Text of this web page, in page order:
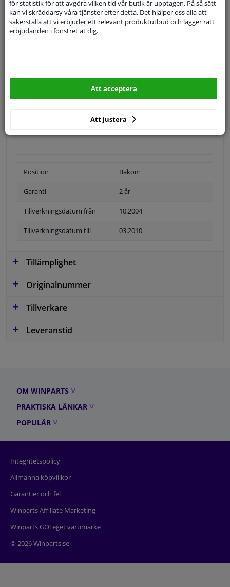
SÖK
Position Bakom
Garanti 2 år
Tillverkningsdatum från 10.2004
Tillverkningsdatum till 03.2010
Tillämplighet
Originalnummer
Tillverkare
Leveranstid
OM WINPARTS
PRAKTISKA LÄNKAR
POPULÄR
Integritetspolicy
Allmänna köpvillkor
Garantier och fel
Winparts Affiliate Marketing
Winparts GO! eget varumärke
© 2026 Winparts.se
för statistik för att avgöra vilken tid vår butik är upptagen. På så sätt
kan vi skräddarsy våra tjänster efter detta. Det hjälper oss alla att
säkerställa att vi erbjuder ett relevant produktutbud och lägger rätt
erbjudanden i fönstret åt dig.
Att justera
Att acceptera